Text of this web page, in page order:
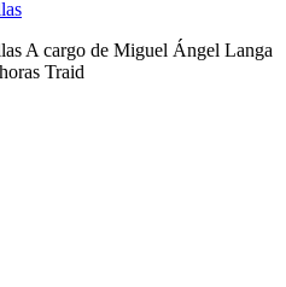
A cargo de Miguel Ángel Langa
Traid